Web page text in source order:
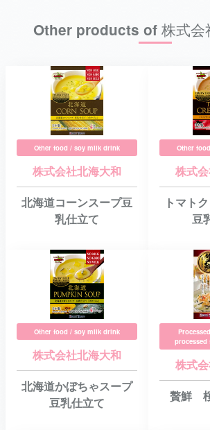
Other products of 株式会
Other food / soy milk drink
株式会社北海大和
北海道コーンスープ豆
乳仕立て
Other
株式
トマト
豆
Other food / soy milk drink
株式会社北海大和
北海道かぼちゃスープ
豆乳仕立て
processed
株式
贅鮮